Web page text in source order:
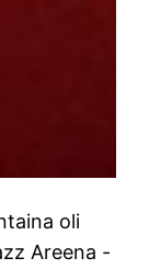
oli
Areena -